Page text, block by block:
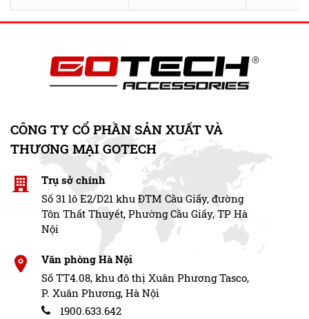
CÔNG TY CỔ PHẦN SẢN XUẤT VÀ
THƯƠNG MẠI GOTECH
Trụ sở chính
Số 31 lô E2/D21 khu ĐTM Cầu Giấy, đường
Tôn Thất Thuyết, Phường Cầu Giấy, TP Hà
Nội
Văn phòng Hà Nội
Số TT4.08, khu đô thị Xuân Phương Tasco,
P. Xuân Phương, Hà Nội
1900.633.642